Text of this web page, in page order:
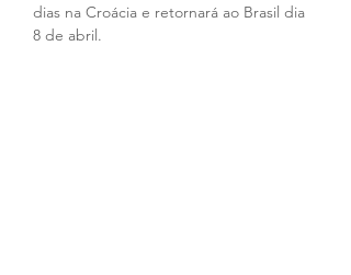
dias na Croácia e retornará ao Brasil dia
8 de abril.